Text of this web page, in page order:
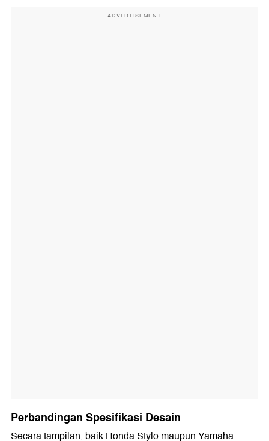
ADVERTISEMENT
Perbandingan Spesifikasi Desain
Secara tampilan, baik Honda Stylo maupun Yamaha